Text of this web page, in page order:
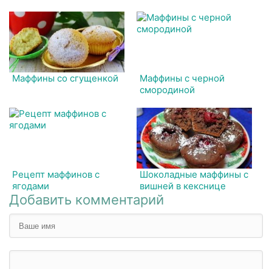
Маффины со сгущенкой
Маффины с черной
смородиной
Рецепт маффинов с
ягодами
Шоколадные маффины с
вишней в кекснице
Добавить комментарий